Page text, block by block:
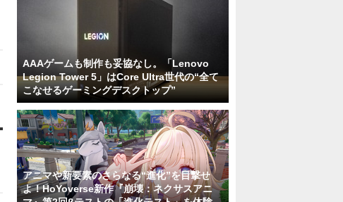
AAAゲームも制作も妥協なし。「Lenovo
Legion Tower 5」はCore Ultra世代の“全て
こなせるゲーミングデスクトップ”
アニマや新要素のさらなる“進化”を目撃せ
よ！HoYoverse新作『崩壊：ネクサスアニ